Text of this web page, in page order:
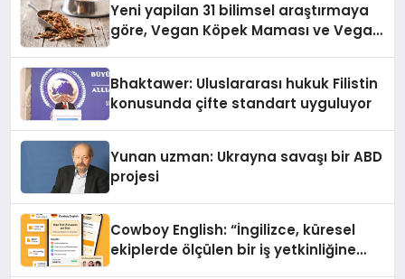
Yeni yapilan 31 bilimsel araştırmaya
göre, Vegan Köpek Maması ve Vegan
Bhaktawer: Uluslararası hukuk Filistin
konusunda çifte standart uyguluyor
Yunan uzman: Ukrayna savaşı bir ABD
projesi
Cowboy English: “İngilizce, küresel
ekiplerde ölçülen bir iş yetkinliğine